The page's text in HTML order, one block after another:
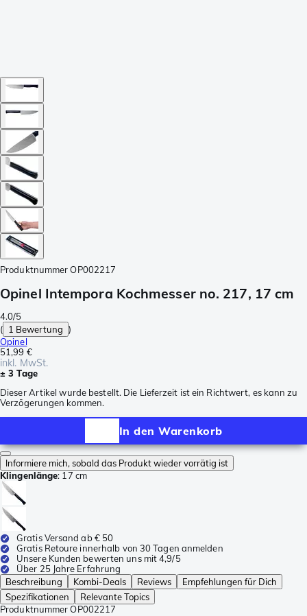
Produktnummer OP002217
Opinel Intempora Kochmesser no. 217, 17 cm
4.0/5
( 1 Bewertung )
Opinel
51,99 €
inkl. MwSt.
± 3 Tage
Dieser Artikel wurde bestellt. Die Lieferzeit ist ein Richtwert, es kann zu
Verzögerungen kommen.
In den Warenkorb
Informiere mich, sobald das Produkt wieder vorrätig ist
Klingenlänge: 17 cm
Gratis Versand ab € 50
Gratis Retoure innerhalb von 30 Tagen anmelden
Unsere Kunden bewerten uns mit 4,9/5
Über 25 Jahre Erfahrung
Beschreibung
Kombi-Deals Reviews
Empfehlungen für Dich
Spezifikationen
Relevante Topics
Produktnummer OP002217